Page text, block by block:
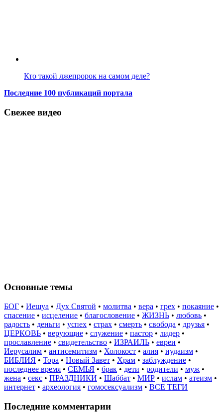
Кто такой лжепророк на самом деле?
Последние 100 публикаций портала
Свежее видео
Основные темы
БОГ • Иешуа • Дух Святой • молитва • вера • грех • покаяние •
спасение • исцеление • благословение • ЖИЗНЬ • любовь •
радость • деньги • успех • страх • смерть • свобода • друзья •
ЦЕРКОВЬ • верующие • служение • пастор • лидер •
прославление • свидетельство • ИЗРАИЛЬ • евреи •
Иерусалим • антисемитизм • Холокост • алия • иудаизм •
БИБЛИЯ • Тора • Новый Завет • Храм • заблуждение •
последнее время • СЕМЬЯ • брак • дети • родители • муж •
жена • секс • ПРАЗДНИКИ • Шаббат • МИР • ислам • атеизм •
интернет • археология • гомосексуализм • ВСЕ ТЕГИ
Последние комментарии